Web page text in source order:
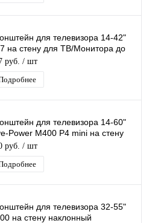
для телевизора 14-42"
на стену для ТВ/Монитора до
руб. / шт
для телевизора 14-60"
Power M400 P4 mini на стену
поворотный для ТВ/
руб. / шт
для телевизора 32-55"
на стену наклонный